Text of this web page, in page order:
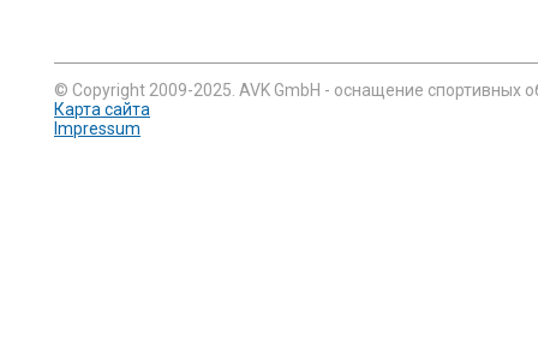
© Copyright 2009-2025. AVK GmbH - оснащение спортивных
Карта сайта
Impressum